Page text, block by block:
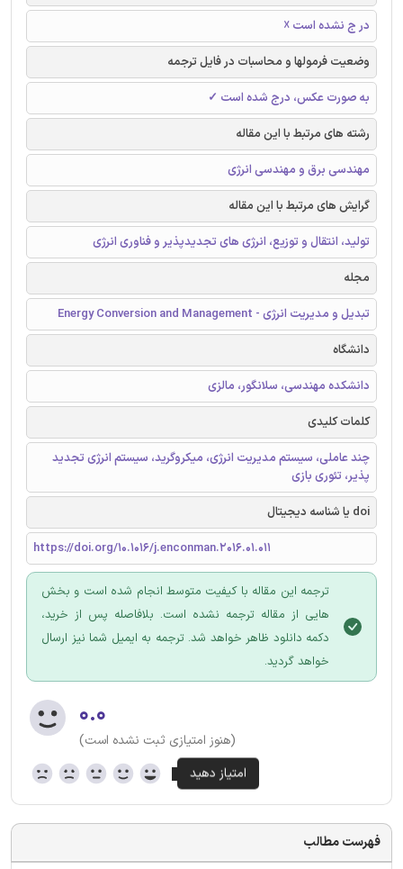
در ج نشده است ☓
وضعیت فرمولها و محاسبات در فایل ترجمه
به صورت عکس، درج شده است ✓
رشته های مرتبط با این مقاله
مهندسی برق و مهندسی انرژی
گرایش های مرتبط با این مقاله
تولید، انتقال و توزیع، انرژی های تجدیدپذیر و فناوری انرژی
مجله
تبدیل و مدیریت انرژی - Energy Conversion and Management
دانشگاه
دانشکده مهندسی، سلانگور، مالزی
کلمات کلیدی
چند عاملی، سیستم مدیریت انرژی، میکروگرید، سیستم انرژی تجدید
پذیر، تئوری بازی
doi یا شناسه دیجیتال
https://doi.org/10.1016/j.enconman.2016.01.011
ترجمه این مقاله با کیفیت متوسط انجام شده است و بخش
هایی از مقاله ترجمه نشده است. بلافاصله پس از خرید،
دکمه دانلود ظاهر خواهد شد. ترجمه به ایمیل شما نیز ارسال
خواهد گردید.
۰.۰
(هنوز امتیازی ثبت نشده است)
فهرست مطالب